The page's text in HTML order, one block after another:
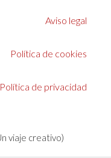
Aviso legal
Política de cookies
Política de privacidad
viaje creativo)